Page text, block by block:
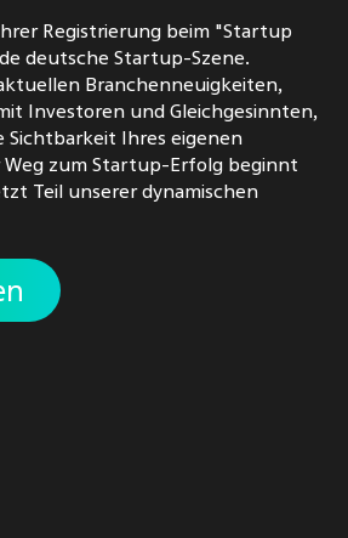
Registrierung beim "Startup
deutsche Startup-Szene.
Branchenneuigkeiten,
Investoren und Gleichgesinnten,
Sichtbarkeit Ihres eigenen
zum Startup-Erfolg beginnt
Teil unserer dynamischen